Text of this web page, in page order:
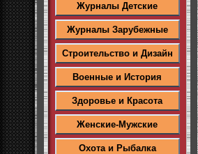
Журналы Детские
Журналы Зарубежные
Строительство и Дизайн
Военные и История
Здоровье и Красота
Женские-Мужские
Охота и Рыбалка